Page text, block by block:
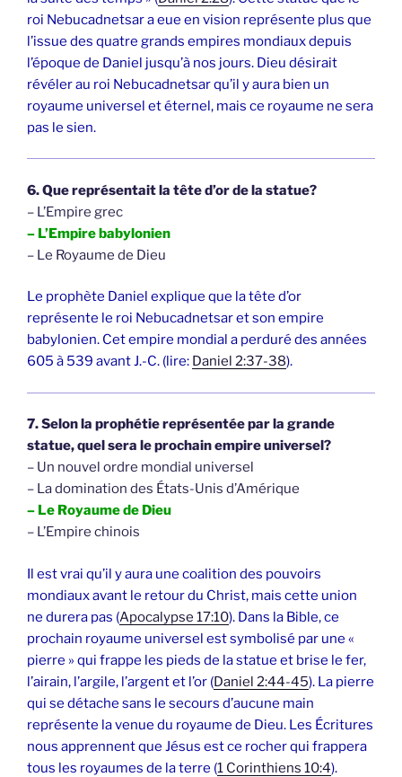
roi Nebucadnetsar a eue en vision représente plus que
l’issue des quatre grands empires mondiaux depuis
l’époque de Daniel jusqu’à nos jours. Dieu désirait
révéler au roi Nebucadnetsar qu’il y aura bien un
royaume universel et éternel, mais ce royaume ne sera
pas le sien.
6. Que représentait la tête d’or de la statue?
– L’Empire grec
– L’Empire babylonien
– Le Royaume de Dieu
Le prophète Daniel explique que la tête d’or
représente le roi Nebucadnetsar et son empire
babylonien. Cet empire mondial a perduré des années
605 à 539 avant J.-C. (lire: Daniel 2:37-38).
7. Selon la prophétie représentée par la grande
statue, quel sera le prochain empire universel?
– Un nouvel ordre mondial universel
– La domination des États-Unis d’Amérique
– Le Royaume de Dieu
– L’Empire chinois
Il est vrai qu’il y aura une coalition des pouvoirs
mondiaux avant le retour du Christ, mais cette union
ne durera pas (Apocalypse 17:10). Dans la Bible, ce
prochain royaume universel est symbolisé par une «
pierre » qui frappe les pieds de la statue et brise le fer,
l’airain, l’argile, l’argent et l’or (Daniel 2:44-45). La pierre
qui se détache sans le secours d’aucune main
représente la venue du royaume de Dieu. Les Écritures
nous apprennent que Jésus est ce rocher qui frappera
tous les royaumes de la terre (1 Corinthiens 10:4).